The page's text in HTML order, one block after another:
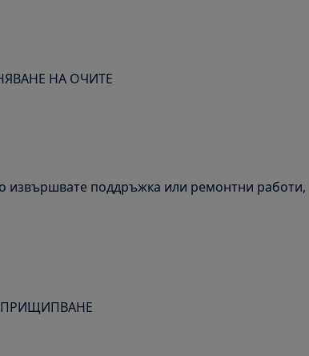
НА ОЧИТЕ
извършвате поддръжка или ремонтни работи,